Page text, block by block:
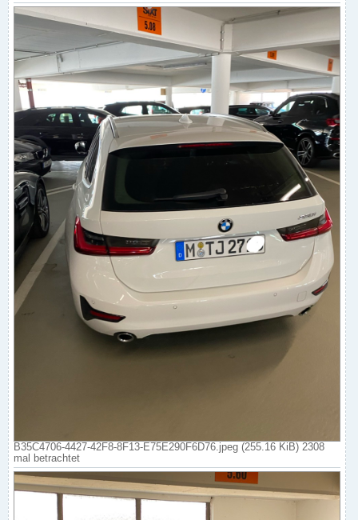
B35C4706-4427-42F8-8F13-E75E290F6D76.jpeg (255.16 KiB) 2308
mal betrachtet